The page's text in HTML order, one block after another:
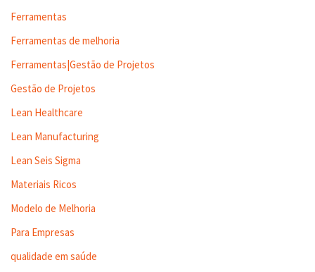
Ferramentas
Ferramentas de melhoria
Ferramentas|Gestão de Projetos
Gestão de Projetos
Lean Healthcare
Lean Manufacturing
Lean Seis Sigma
Materiais Ricos
Modelo de Melhoria
Para Empresas
qualidade em saúde